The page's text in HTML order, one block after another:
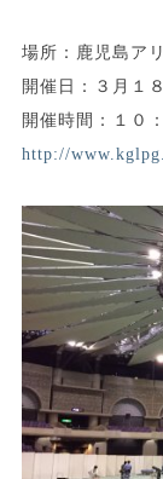
場所：鹿児島ア
開催日：３月１
開催時間：１０
http://